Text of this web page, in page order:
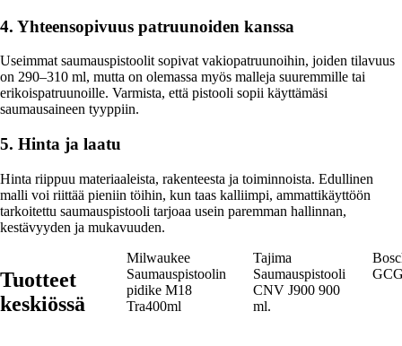
4. Yhteensopivuus patruunoiden kanssa
Useimmat saumauspistoolit sopivat vakiopatruunoihin, joiden tilavuus
on 290–310 ml, mutta on olemassa myös malleja suuremmille tai
erikoispatruunoille. Varmista, että pistooli sopii käyttämäsi
saumausaineen tyyppiin.
5. Hinta ja laatu
Hinta riippuu materiaaleista, rakenteesta ja toiminnoista. Edullinen
malli voi riittää pieniin töihin, kun taas kalliimpi, ammattikäyttöön
tarkoitettu saumauspistooli tarjoaa usein paremman hallinnan,
kestävyyden ja mukavuuden.
Tuotteet
keskiössä
Milwaukee
Saumauspistoolin
pidike M18
Tra400ml
Tajima
Saumauspistooli
CNV J900 900
ml.